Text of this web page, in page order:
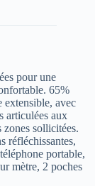
pour une
65%
extensible, avec
articulées aux
sollicitées.
réfléchissantes,
portable,
mètre, 2 poches